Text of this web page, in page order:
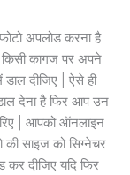
अपलोड करना है
कागज पर अपने
दीजिए | ऐसे ही
देना है फिर आप उन
| आपको ऑनलाइन
साइज को सिग्नेचर
दीजिए यदि फिर